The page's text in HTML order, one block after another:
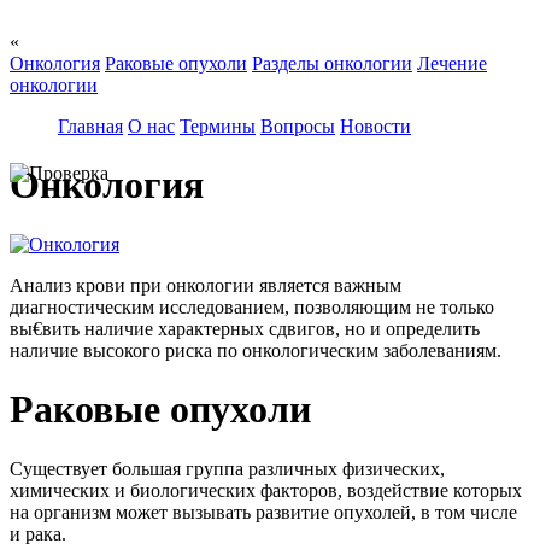
«
Онкология Раковые опухоли Разделы онкологии Лечение
онкологии
Главная О нас Термины Вопросы Новости
Онкология
Анализ крови при онкологии является важным
диагностическим исследованием, позволяющим не только
вы€вить наличие характерных сдвигов, но и определить
наличие высокого риска по онкологическим заболеваниям.
Раковые опухоли
Существует большая группа различных физических,
химических и биологических факторов, воздействие которых
на организм может вызывать развитие опухолей, в том числе
и рака.